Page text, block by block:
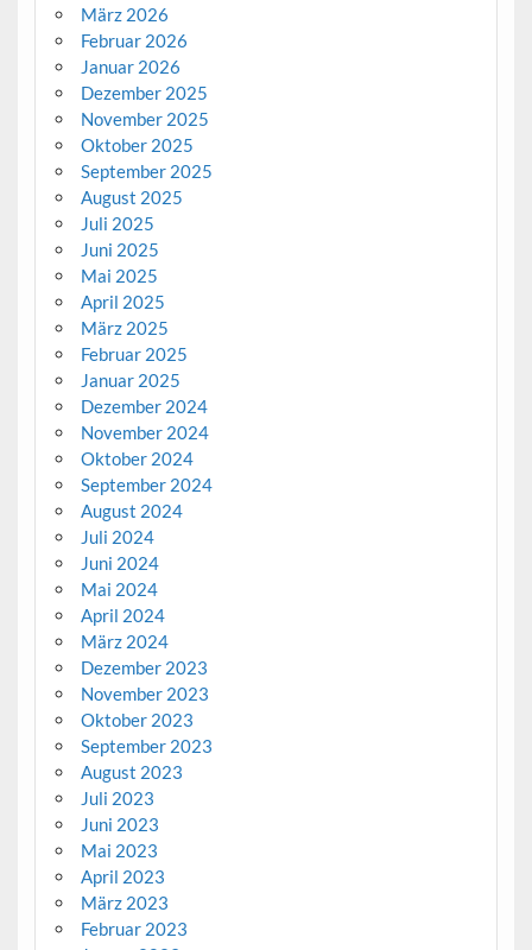
März 2026
Februar 2026
Januar 2026
Dezember 2025
November 2025
Oktober 2025
September 2025
August 2025
Juli 2025
Juni 2025
Mai 2025
April 2025
März 2025
Februar 2025
Januar 2025
Dezember 2024
November 2024
Oktober 2024
September 2024
August 2024
Juli 2024
Juni 2024
Mai 2024
April 2024
März 2024
Dezember 2023
November 2023
Oktober 2023
September 2023
August 2023
Juli 2023
Juni 2023
Mai 2023
April 2023
März 2023
Februar 2023